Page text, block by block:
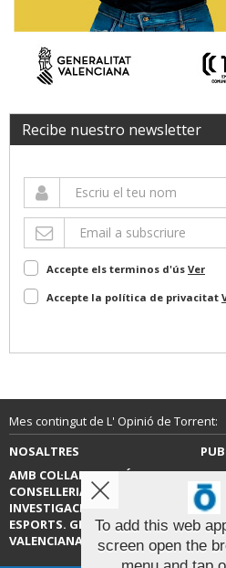
Recibe nuestro newsletter
Accepte els terminos d'ús Ver
Accepte la política de privacitat
Mes contingut de L' Opinió de Torrent:
NOSALTRES
AMB COL·LABORACIÓ DE LA
CONSELLERIA D’EDUCACIÓ,
INVESTIGACIÓ, CULTURA I
ESPORTS. GENERALITAT
VALENCIANA.
To add this web
screen open the
Aviso sobre el